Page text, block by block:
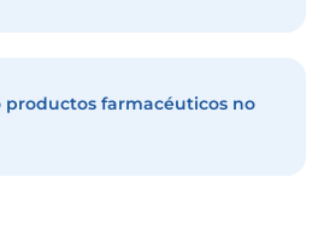
productos farmacéuticos no